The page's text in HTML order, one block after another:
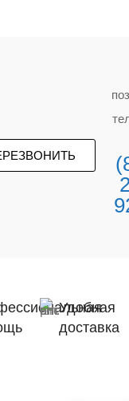
Удобная
доставка